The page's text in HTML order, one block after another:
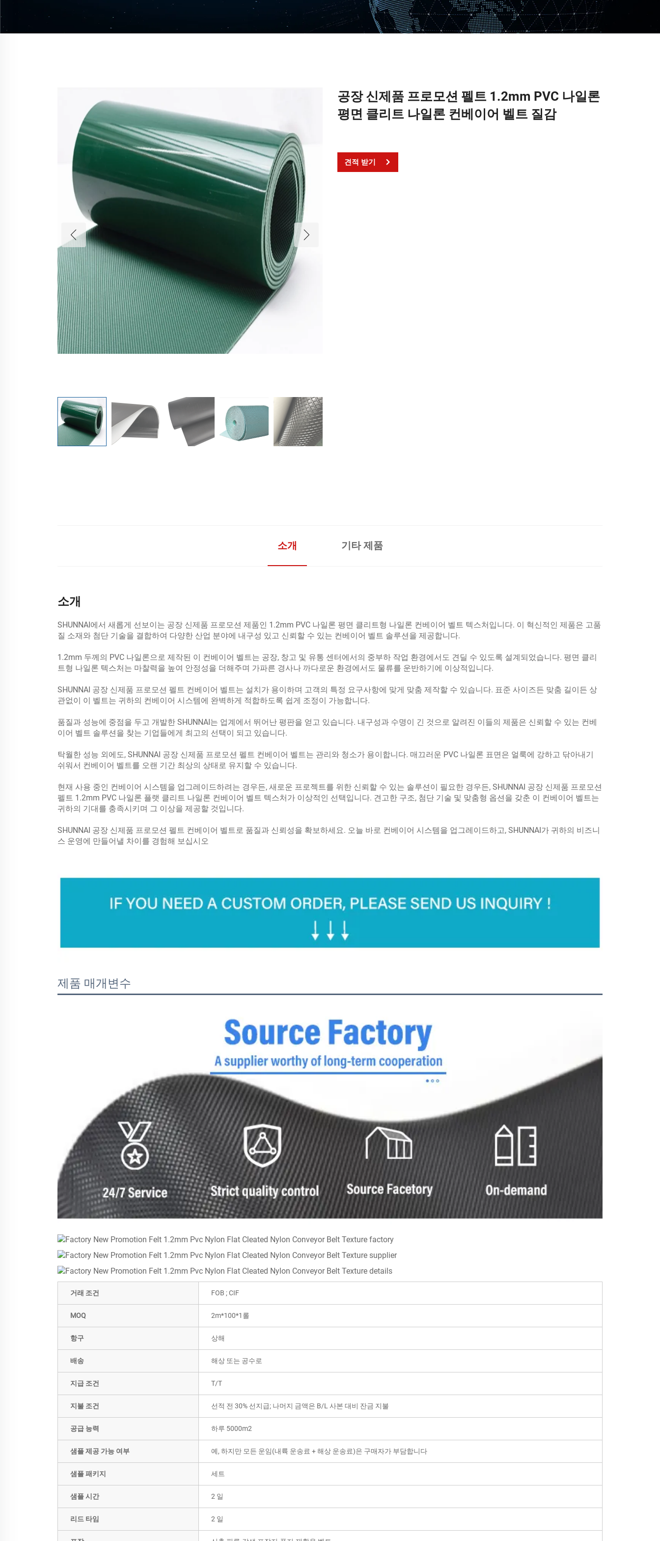
공장 신제품 프로모션 펠트 1.2mm PVC 나일론
평면 클리트 나일론 컨베이어 벨트 질감
견적 받기
소개 기타 제품
소개
SHUNNAI에서 새롭게 선보이는 공장 신제품 프로모션 제품인 1.2mm PVC 나일론 평면 클리트형 나일론 컨베이어 벨트 텍스처입니다. 이 혁신적인 제품은 고품
질 소재와 첨단 기술을 결합하여 다양한 산업 분야에 내구성 있고 신뢰할 수 있는 컨베이어 벨트 솔루션을 제공합니다.
1.2mm 두께의 PVC 나일론으로 제작된 이 컨베이어 벨트는 공장, 창고 및 유통 센터에서의 중부하 작업 환경에서도 견딜 수 있도록 설계되었습니다. 평면 클리
트형 나일론 텍스처는 마찰력을 높여 안정성을 더해주며 가파른 경사나 까다로운 환경에서도 물류를 운반하기에 이상적입니다.
SHUNNAI 공장 신제품 프로모션 펠트 컨베이어 벨트는 설치가 용이하며 고객의 특정 요구사항에 맞게 맞춤 제작할 수 있습니다. 표준 사이즈든 맞춤 길이든 상
관없이 이 벨트는 귀하의 컨베이어 시스템에 완벽하게 적합하도록 쉽게 조정이 가능합니다.
품질과 성능에 중점을 두고 개발한 SHUNNAI는 업계에서 뛰어난 평판을 얻고 있습니다. 내구성과 수명이 긴 것으로 알려진 이들의 제품은 신뢰할 수 있는 컨베
이어 벨트 솔루션을 찾는 기업들에게 최고의 선택이 되고 있습니다.
탁월한 성능 외에도, SHUNNAI 공장 신제품 프로모션 펠트 컨베이어 벨트는 관리와 청소가 용이합니다. 매끄러운 PVC 나일론 표면은 얼룩에 강하고 닦아내기
쉬워서 컨베이어 벨트를 오랜 기간 최상의 상태로 유지할 수 있습니다.
현재 사용 중인 컨베이어 시스템을 업그레이드하려는 경우든, 새로운 프로젝트를 위한 신뢰할 수 있는 솔루션이 필요한 경우든, SHUNNAI 공장 신제품 프로모션
펠트 1.2mm PVC 나일론 플랫 클리트 나일론 컨베이어 벨트 텍스처가 이상적인 선택입니다. 견고한 구조, 첨단 기술 및 맞춤형 옵션을 갖춘 이 컨베이어 벨트는
귀하의 기대를 충족시키며 그 이상을 제공할 것입니다.
SHUNNAI 공장 신제품 프로모션 펠트 컨베이어 벨트로 품질과 신뢰성을 확보하세요. 오늘 바로 컨베이어 시스템을 업그레이드하고, SHUNNAI가 귀하의 비즈니
스 운영에 만들어낼 차이를 경험해 보십시오
제품 매개변수
거래 조건 FOB ; CIF
MOQ 2m*100*1롤
항구 상해
배송 해상 또는 공수로
지급 조건 T/T
지불 조건 선적 전 30% 선지급; 나머지 금액은 B/L 사본 대비 잔금 지불
공급 능력 하루 5000m2
샘플 제공 가능 여부 예, 하지만 모든 운임(내륙 운송료 + 해상 운송료)은 구매자가 부담합니다
샘플 패키지 세트
샘플 시간 2 일
리드 타임 2 일